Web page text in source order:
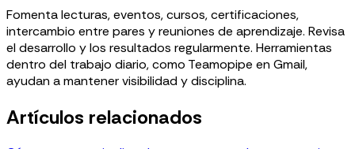
Fomenta lecturas, eventos, cursos, certificaciones,
intercambio entre pares y reuniones de aprendizaje. Revisa
el desarrollo y los resultados regularmente. Herramientas
dentro del trabajo diario, como Teamopipe en Gmail,
ayudan a mantener visibilidad y disciplina.
Artículos relacionados